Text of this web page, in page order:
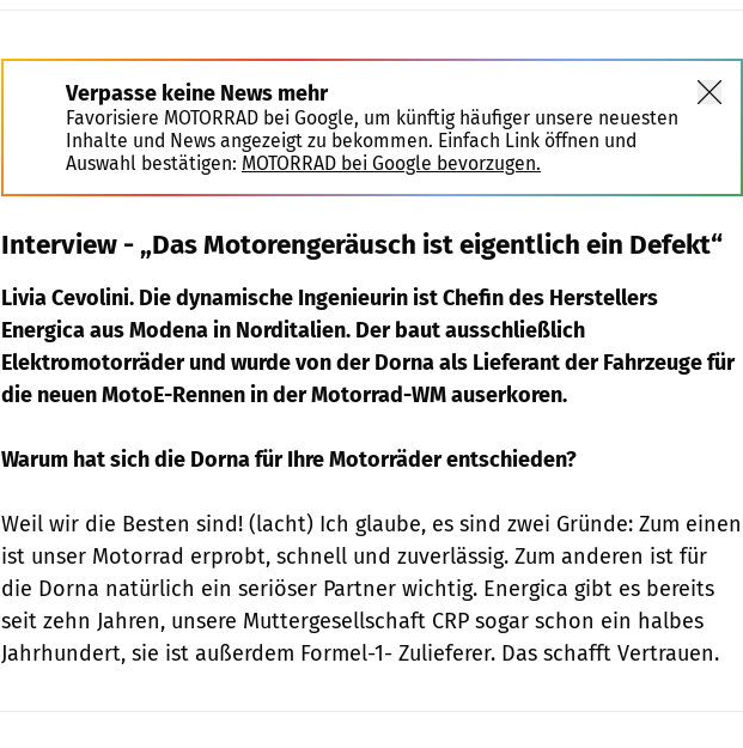
Verpasse keine News mehr
Favorisiere MOTORRAD bei Google, um künftig häufiger unsere neuesten
Inhalte und News angezeigt zu bekommen. Einfach Link öffnen und
Auswahl bestätigen: MOTORRAD bei Google bevorzugen.
Interview - „Das Motorengeräusch ist eigentlich ein Defekt“
Livia Cevolini. Die dynamische Ingenieurin ist Chefin des Herstellers
Energica aus Modena in Norditalien. Der baut ausschließlich
Elektromotorräder und wurde von der Dorna als Lieferant der Fahrzeuge für
die neuen MotoE-Rennen in der Motorrad-WM auserkoren.
Warum hat sich die Dorna für Ihre Motorräder entschieden?
Weil wir die Besten sind! (lacht) Ich glaube, es sind zwei Gründe: Zum einen
ist unser Motorrad erprobt, schnell und zuverlässig. Zum anderen ist für
die Dorna natürlich ein seriöser Partner wichtig. Energica gibt es bereits
seit zehn Jahren, unsere Muttergesellschaft CRP sogar schon ein halbes
Jahrhundert, sie ist außerdem Formel-1- Zulieferer. Das schafft Vertrauen.